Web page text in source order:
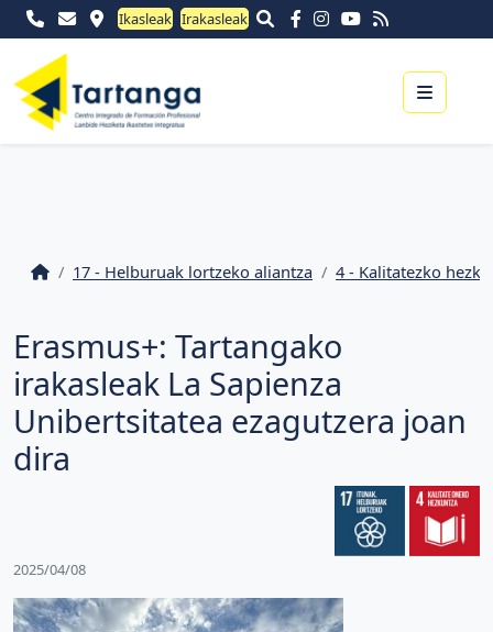
Ikasleak Irakasleak
Menu
17 - Helburuak lortzeko aliantza 4 - Kalitatezko
Erasmus+: Tartangako
irakasleak La Sapienza
Unibertsitatea ezagutzera joan
dira
2025/04/08